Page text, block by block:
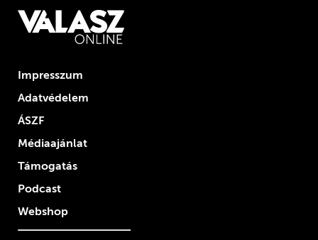
Impresszum
Adatvédelem
ÁSZF
Médiaajánlat
Támogatás
Podcast
Webshop